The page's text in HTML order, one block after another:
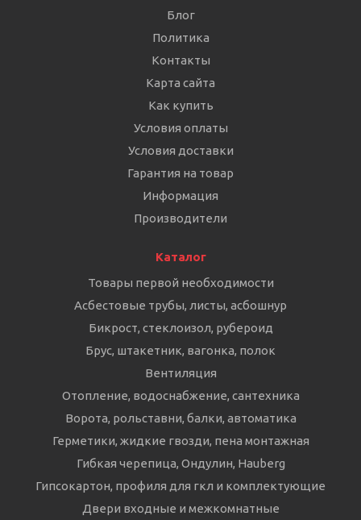
Блог
Политика
Контакты
Карта сайта
Как купить
Условия оплаты
Условия доставки
Гарантия на товар
Информация
Производители
Каталог
Товары первой необходимости
Асбестовые трубы, листы, асбошнур
Бикрост, стеклоизол, рубероид
Брус, штакетник, вагонка, полок
Вентиляция
Отопление, водоснабжение, сантехника
Ворота, рольставни, балки, автоматика
Герметики, жидкие гвозди, пена монтажная
Гибкая черепица, Ондулин, Hauberg
Гипсокартон, профиля для гкл и комплектующие
Двери входные и межкомнатные